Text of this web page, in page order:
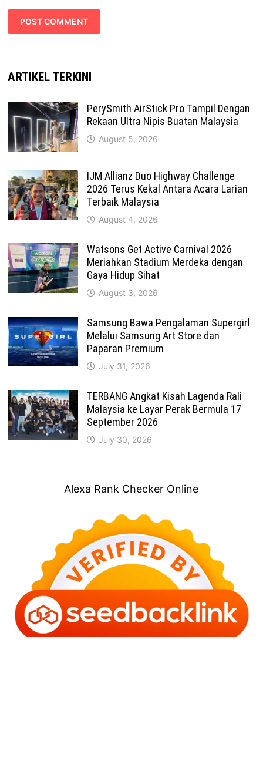
ARTIKEL TERKINI
PerySmith AirStick Pro Tampil Dengan
Rekaan Ultra Nipis Buatan Malaysia
August 5, 2026
IJM Allianz Duo Highway Challenge
2026 Terus Kekal Antara Acara Larian
Terbaik Malaysia
August 4, 2026
Watsons Get Active Carnival 2026
Meriahkan Stadium Merdeka dengan
Gaya Hidup Sihat
August 3, 2026
Samsung Bawa Pengalaman Supergirl
Melalui Samsung Art Store dan
Paparan Premium
July 31, 2026
TERBANG Angkat Kisah Lagenda Rali
Malaysia ke Layar Perak Bermula 17
September 2026
July 30, 2026
Alexa Rank Checker Online